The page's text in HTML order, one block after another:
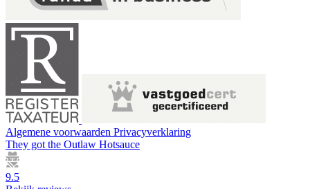
Algemene voorwaarden Privacyverklaring
They got the Outlaw Hotsauce
9.5